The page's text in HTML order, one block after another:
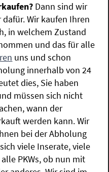
Dann sind wir
Wir kaufen Ihren
in welchem Zustand
und das für alle
uns und schon
innerhalb von 24
dies, Sie haben
müssen sich nicht
wann der
werden kann. Wir
bei der Abholung
viele Inserate, viele
PKWs, ob nun mit